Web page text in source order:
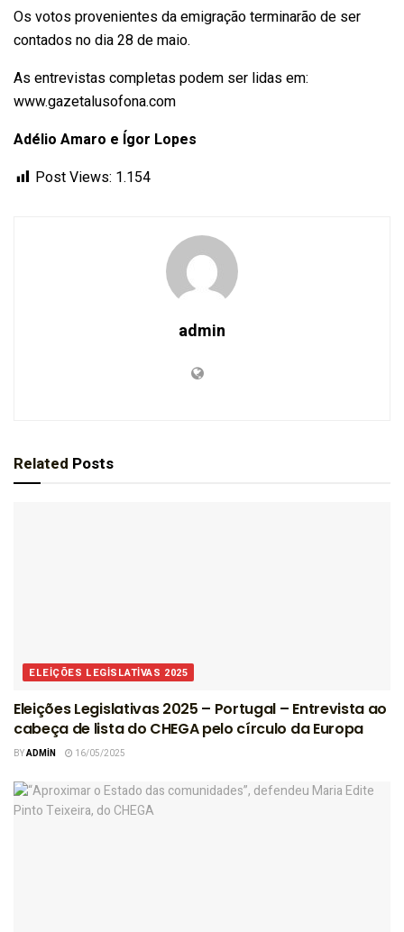
Os votos provenientes da emigração terminarão de ser
contados no dia 28 de maio.
As entrevistas completas podem ser lidas em:
www.gazetalusofona.com
Adélio Amaro e Ígor Lopes
Post Views: 1.154
admin
Related Posts
ELEIÇÕES LEGISLATIVAS 2025
Eleições Legislativas 2025 – Portugal – Entrevista ao
cabeça de lista do CHEGA pelo círculo da Europa
BYADMIN 16/05/2025